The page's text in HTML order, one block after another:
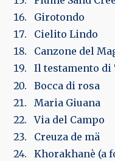
Girotondo
Cielito Lindo
Canzone del
Il testamento di
Bocca di rosa
Maria Giuana
Via del Campo
Creuza de mä
Khorakhanè (a